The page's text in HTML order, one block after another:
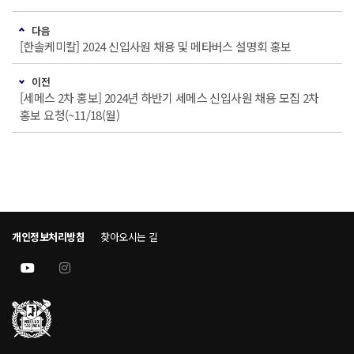
다음
[한솔케미칼] 2024 신입사원 채용 및 메타버스 설명회 홍보
이전
[세메스 2차 홍보] 2024년 하반기 세메스 신입사원 채용 모집 2차
홍보 요청(~11/18(월)
개인정보처리방침 찾아오시는 길